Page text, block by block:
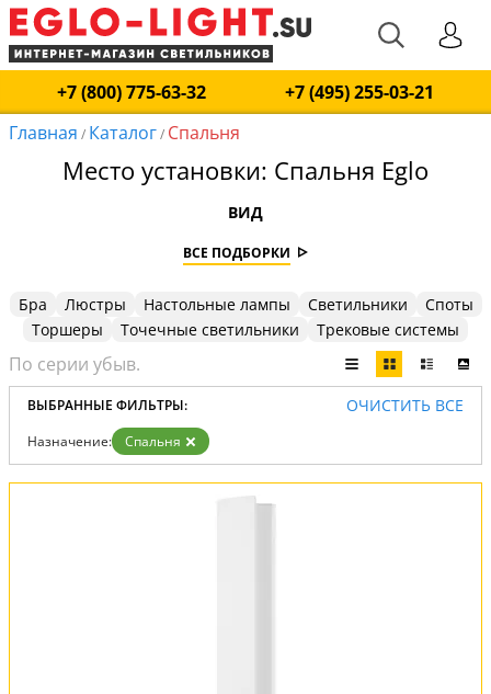
+7 (800) 775-63-32
+7 (495) 255-03-21
Главная / Каталог/ Спальня
Место установки: Спальня Eglo
ВИД
ВСЕ ПОДБОРКИ
Бра Люстры Настольные лампы Светильники
Споты
Торшеры
Точечные светильники Трековые системы
ВЫБРАННЫЕ ФИЛЬТРЫ: ОЧИСТИТЬ ВСЕ
Назначение: Спальня